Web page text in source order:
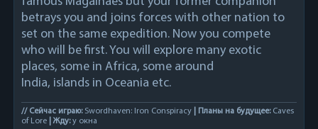
betrays you and joins forces with other nation to
set on the same expedition. Now you compete
who will be first. You will explore many exotic
places, some in Africa, some around
India, islands in Oceania etc.
// Сейчас играю:Swordhaven: Iron Conspiracy | Планы на будущее:Caves
of Lore
| Жду:у окна